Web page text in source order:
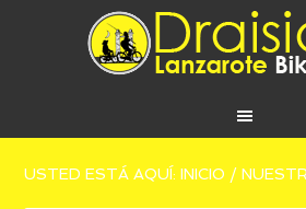
USTED ESTÁ AQUÍ:INICIO /